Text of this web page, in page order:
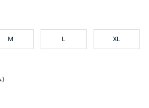
M L XL